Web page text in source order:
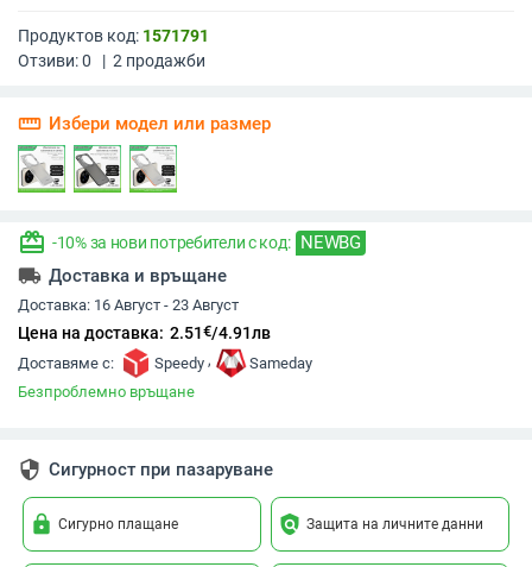
Продуктов код: 1571791
Отзиви:0 | 2 продажби
straighten Избери модел или размер
redeem -10% за нови потребители с код: NEWBG
local_shipping Доставка и връщане
Доставка: 16 Август - 23 Август
Цена на доставка: 2.51€/4.91лв
Доставяме с: Speedy ,
Sameday
Безпроблемно връщане
security Сигурност при пазаруване
lock Сигурно плащане policy Защита на личните данни